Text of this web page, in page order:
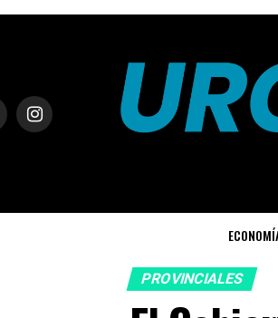
PROVINCIALES